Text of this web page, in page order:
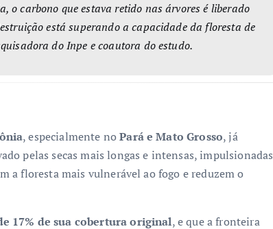
o carbono que estava retido nas árvores é liberado
está superando a capacidade da floresta de
do Inpe e coautora do estudo.
, especialmente noPará e Mato Grosso, já
pelas secas mais longas e intensas, impulsionadas
a floresta mais vulnerável ao fogo e reduzem o
17% de sua cobertura original, e que a fronteira